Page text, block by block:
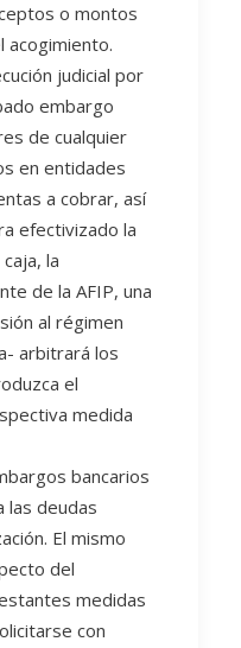
o montos
acogimiento.
judicial por
embargo
de cualquier
en entidades
a cobrar, así
efectivizado la
la
de la AFIP, una
al régimen
arbitrará los
el
medida
bancarios
las deudas
El mismo
del
medidas
con